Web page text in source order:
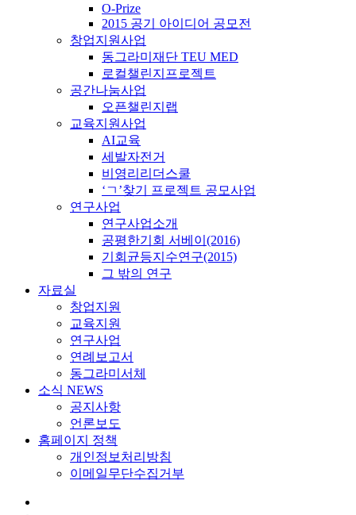
O-Prize
2015 공기 아이디어 공모전
창업지원사업
동그라미재단 TEU MED
로컬챌린지프로젝트
공간나눔사업
오픈챌린지랩
교육지원사업
AI교육
세발자전거
비영리리더스쿨
‘ㄱ’찾기 프로젝트 공모사업
연구사업
연구사업소개
공평한기회 서베이(2016)
기회균등지수연구(2015)
그 밖의 연구
자료실
창업지원
교육지원
연구사업
연례보고서
동그라미서체
소식 NEWS
공지사항
언론보도
홈페이지 정책
개인정보처리방침
이메일무단수집거부